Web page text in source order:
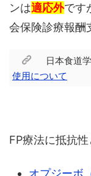
ンは適応外です
会保険診療報酬
日本食道
使用について
FP療法に抵抗
オプジーボ